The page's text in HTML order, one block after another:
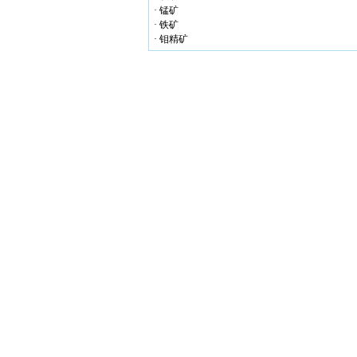
· 锰矿
· 铁矿
· 钼精矿